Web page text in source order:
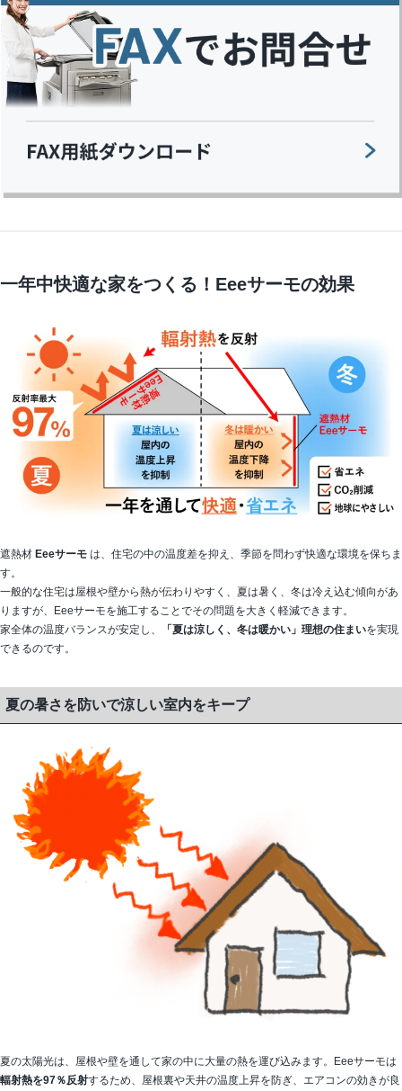
一年中快適な家をつくる！Eeeサーモの効果
遮熱材 Eeeサーモ は、住宅の中の温度差を抑え、季節を問わず快適な環境を保ちま
す。
一般的な住宅は屋根や壁から熱が伝わりやすく、夏は暑く、冬は冷え込む傾向があ
りますが、Eeeサーモを施工することでその問題を大きく軽減できます。
家全体の温度バランスが安定し、
「夏は涼しく、冬は暖かい」理想の住まいを実現
できるのです。
夏の暑さを防いで涼しい室内をキープ
夏の太陽光は、屋根や壁を通して家の中に大量の熱を運び込みます。Eeeサーモは
輻射熱を97％反射するため、屋根裏や天井の温度上昇を防ぎ、エアコンの効きが良